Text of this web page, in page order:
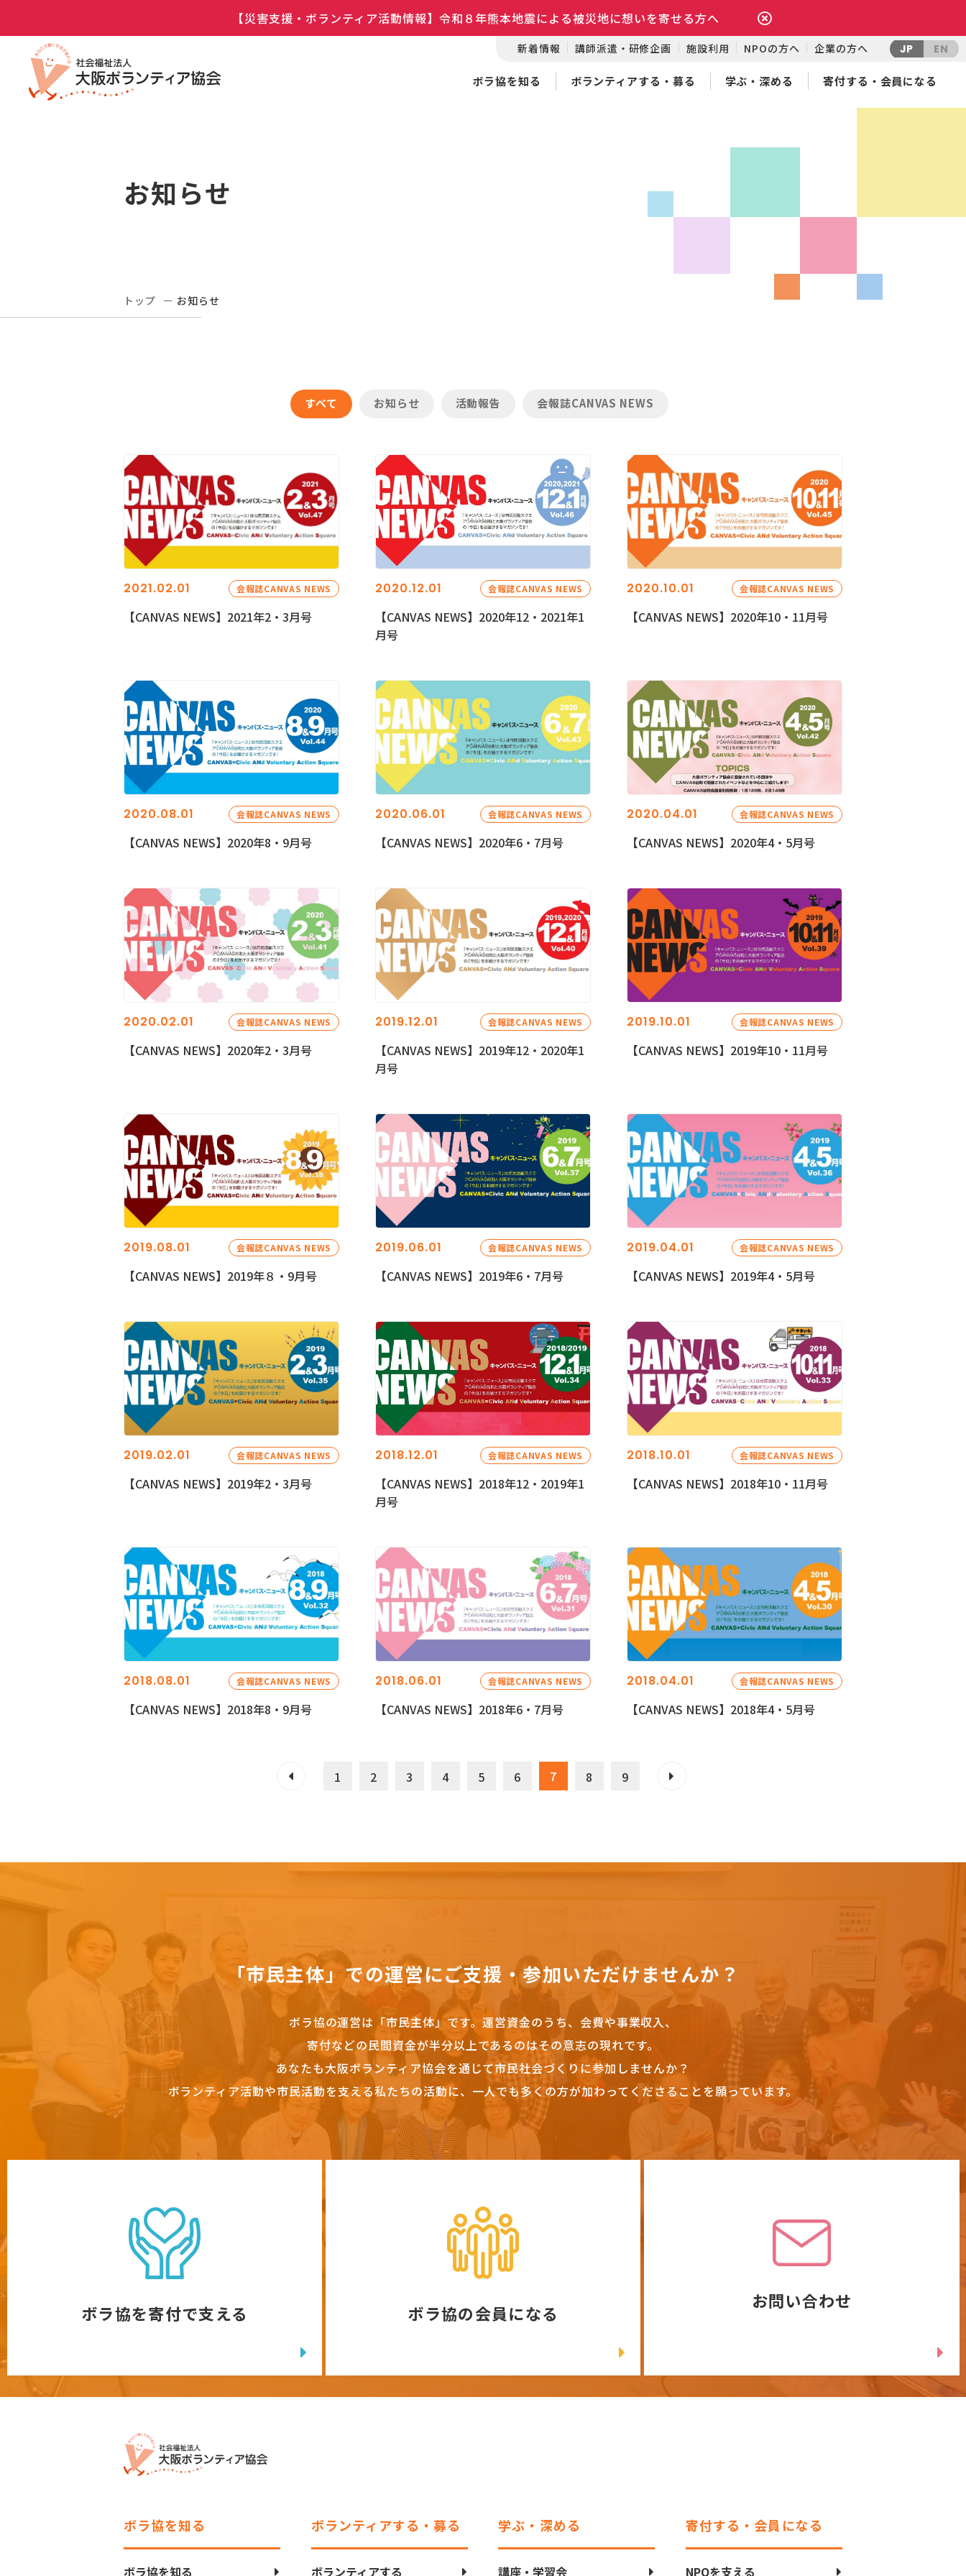
【災害支援・ボランティア活動情報】令和８年熊本地震による被災地に想いを寄せる方へ
新着情報 講師派遣・研修企画 施設利用 NPOの方へ 企業の方へ JP EN
ボラ協を知る ボランティアする・募る 学ぶ・深める 寄付する・会員になる
お知らせ
トップ お知らせ
すべて お知らせ 活動報告 会報誌CANVAS NEWS
2021.02.01 会報誌CANVAS NEWS
【CANVAS NEWS】2021年2・3月号
2020.12.01 会報誌CANVAS NEWS
【CANVAS NEWS】2020年12・2021年1
月号
2020.10.01 会報誌CANVAS NEWS
【CANVAS NEWS】2020年10・11月号
2020.08.01 会報誌CANVAS NEWS
【CANVAS NEWS】2020年8・9月号
2020.06.01 会報誌CANVAS NEWS
【CANVAS NEWS】2020年6・7月号
2020.04.01 会報誌CANVAS NEWS
【CANVAS NEWS】2020年4・5月号
2020.02.01 会報誌CANVAS NEWS
【CANVAS NEWS】2020年2・3月号
2019.12.01 会報誌CANVAS NEWS
【CANVAS NEWS】2019年12・2020年1
月号
2019.10.01 会報誌CANVAS NEWS
【CANVAS NEWS】2019年10・11月号
2019.08.01 会報誌CANVAS NEWS
【CANVAS NEWS】2019年８・9月号
2019.06.01 会報誌CANVAS NEWS
【CANVAS NEWS】2019年6・7月号
2019.04.01 会報誌CANVAS NEWS
【CANVAS NEWS】2019年4・5月号
2019.02.01 会報誌CANVAS NEWS
【CANVAS NEWS】2019年2・3月号
2018.12.01 会報誌CANVAS NEWS
【CANVAS NEWS】2018年12・2019年1
月号
2018.10.01 会報誌CANVAS NEWS
【CANVAS NEWS】2018年10・11月号
2018.08.01 会報誌CANVAS NEWS
【CANVAS NEWS】2018年8・9月号
2018.06.01 会報誌CANVAS NEWS
【CANVAS NEWS】2018年6・7月号
2018.04.01 会報誌CANVAS NEWS
【CANVAS NEWS】2018年4・5月号
1 2 3 4 5 6 7 8 9
「市民主体」での運営にご支援・参加いただけませんか？
ボラ協の運営は「市民主体」です。 運営資金のうち、会費や事業収入、
寄付などの民間資金が半分以上であるのはその意志の現れです。
あなたも大阪ボランティア協会を通じて市民社会づくりに参加しませんか？
ボランティア活動や市民活動を支える私たちの活動に、一人でも多くの方が加わってくださることを願っています。
ボラ協を寄付で支える ボラ協の会員になる
お問い合わせ
ボラ協を知る
ボラ協を知る
ボランティアする・募る
ボランティアする
学ぶ・深める
講座・学習会
寄付する・会員になる
NPOを支える